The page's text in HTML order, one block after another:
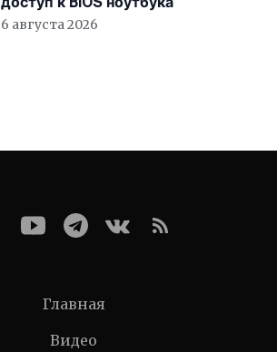
6 августа 2026
Главная
Видео